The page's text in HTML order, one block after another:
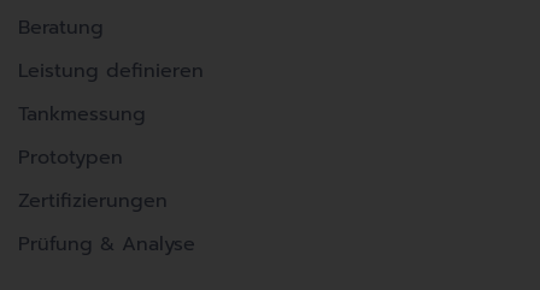
Beratung
Leistung definieren
Tankmessung
Prototypen
Zertifizierungen
Prüfung & Analyse